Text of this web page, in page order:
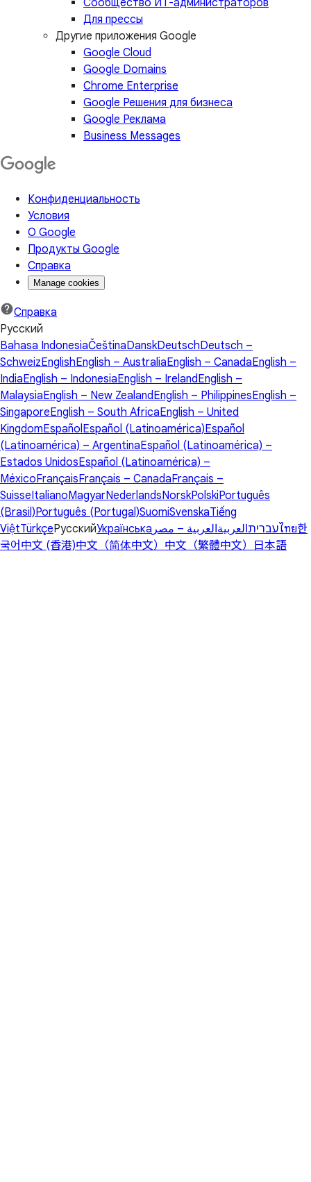
Сообщество ИТ-администраторов
Для прессы
Другие приложения Google
Google Cloud
Google Domains
Chrome Enterprise
Google Решения для бизнеса
Google Реклама
Business Messages
Конфиденциальность
Условия
О Google
Продукты Google
Справка
Manage cookies
Справка
Русский
Bahasa IndonesiaČeštinaDanskDeutschDeutsch –
SchweizEnglishEnglish – AustraliaEnglish – CanadaEnglish –
IndiaEnglish – IndonesiaEnglish – IrelandEnglish –
MalaysiaEnglish – New ZealandEnglish – PhilippinesEnglish –
SingaporeEnglish – South AfricaEnglish – United
KingdomEspañolEspañol (Latinoamérica)Español
(Latinoamérica) – ArgentinaEspañol (Latinoamérica) –
Estados UnidosEspañol (Latinoamérica) –
MéxicoFrançaisFrançais – CanadaFrançais –
SuisseItalianoMagyarNederlandsNorskPolskiPortuguês
(Brasil)Português (Portugal)SuomiSvenskaTiếng
ViệtTürkçeРусскийУкраїнська עבריתالعربيةالعربية – مصر ไทย한
국어 中文 (香港)中文（简体中文） 中文（繁體中文） 日本語